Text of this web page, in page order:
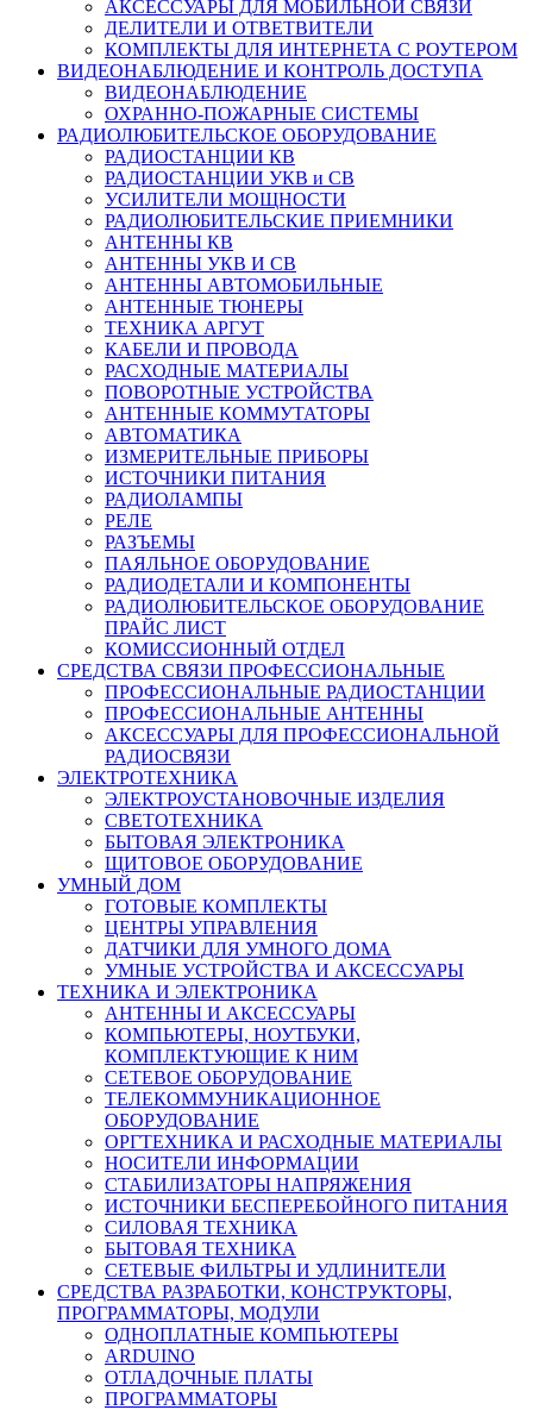
АКСЕССУАРЫ ДЛЯ МОБИЛЬНОЙ СВЯЗИ
ДЕЛИТЕЛИ И ОТВЕТВИТЕЛИ
КОМПЛЕКТЫ ДЛЯ ИНТЕРНЕТА С РОУТЕРОМ
ВИДЕОНАБЛЮДЕНИЕ И КОНТРОЛЬ ДОСТУПА
ВИДЕОНАБЛЮДЕНИЕ
ОХРАННО-ПОЖАРНЫЕ СИСТЕМЫ
РАДИОЛЮБИТЕЛЬСКОЕ ОБОРУДОВАНИЕ
РАДИОСТАНЦИИ КВ
РАДИОСТАНЦИИ УКВ и СВ
УСИЛИТЕЛИ МОЩНОСТИ
РАДИОЛЮБИТЕЛЬСКИЕ ПРИЕМНИКИ
АНТЕННЫ КВ
АНТЕННЫ УКВ И СВ
АНТЕННЫ АВТОМОБИЛЬНЫЕ
АНТЕННЫЕ ТЮНЕРЫ
ТЕХНИКА АРГУТ
КАБЕЛИ И ПРОВОДА
РАСХОДНЫЕ МАТЕРИАЛЫ
ПОВОРОТНЫЕ УСТРОЙСТВА
АНТЕННЫЕ КОММУТАТОРЫ
АВТОМАТИКА
ИЗМЕРИТЕЛЬНЫЕ ПРИБОРЫ
ИСТОЧНИКИ ПИТАНИЯ
РАДИОЛАМПЫ
РЕЛЕ
РАЗЪЕМЫ
ПАЯЛЬНОЕ ОБОРУДОВАНИЕ
РАДИОДЕТАЛИ И КОМПОНЕНТЫ
РАДИОЛЮБИТЕЛЬСКОЕ ОБОРУДОВАНИЕ
ПРАЙС ЛИСТ
КОМИССИОННЫЙ ОТДЕЛ
СРЕДСТВА СВЯЗИ ПРОФЕССИОНАЛЬНЫЕ
ПРОФЕССИОНАЛЬНЫЕ РАДИОСТАНЦИИ
ПРОФЕССИОНАЛЬНЫЕ АНТЕННЫ
АКСЕССУАРЫ ДЛЯ ПРОФЕССИОНАЛЬНОЙ
РАДИОСВЯЗИ
ЭЛЕКТРОТЕХНИКА
ЭЛЕКТРОУСТАНОВОЧНЫЕ ИЗДЕЛИЯ
СВЕТОТЕХНИКА
БЫТОВАЯ ЭЛЕКТРОНИКА
ЩИТОВОЕ ОБОРУДОВАНИЕ
УМНЫЙ ДОМ
ГОТОВЫЕ КОМПЛЕКТЫ
ЦЕНТРЫ УПРАВЛЕНИЯ
ДАТЧИКИ ДЛЯ УМНОГО ДОМА
УМНЫЕ УСТРОЙСТВА И АКСЕССУАРЫ
ТЕХНИКА И ЭЛЕКТРОНИКА
АНТЕННЫ И АКСЕССУАРЫ
КОМПЬЮТЕРЫ, НОУТБУКИ,
КОМПЛЕКТУЮЩИЕ К НИМ
СЕТЕВОЕ ОБОРУДОВАНИЕ
ТЕЛЕКОММУНИКАЦИОННОЕ
ОБОРУДОВАНИЕ
ОРГТЕХНИКА И РАСХОДНЫЕ МАТЕРИАЛЫ
НОСИТЕЛИ ИНФОРМАЦИИ
СТАБИЛИЗАТОРЫ НАПРЯЖЕНИЯ
ИСТОЧНИКИ БЕСПЕРЕБОЙНОГО ПИТАНИЯ
СИЛОВАЯ ТЕХНИКА
БЫТОВАЯ ТЕХНИКА
СЕТЕВЫЕ ФИЛЬТРЫ И УДЛИНИТЕЛИ
СРЕДСТВА РАЗРАБОТКИ, КОНСТРУКТОРЫ,
ПРОГРАММАТОРЫ, МОДУЛИ
ОДНОПЛАТНЫЕ КОМПЬЮТЕРЫ
ARDUINO
ОТЛАДОЧНЫЕ ПЛАТЫ
ПРОГРАММАТОРЫ